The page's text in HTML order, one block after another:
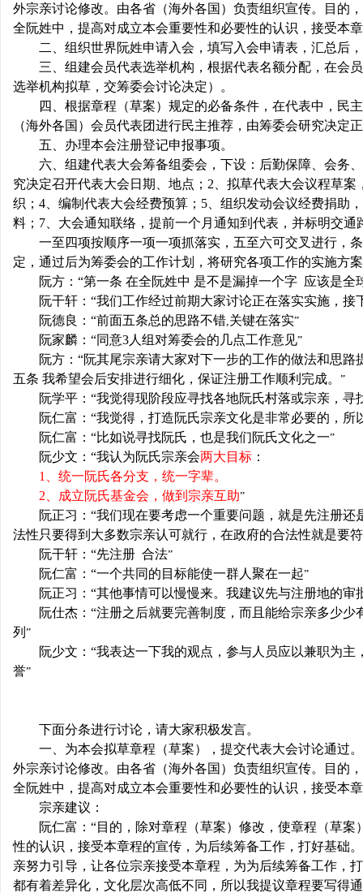
外宗亲讨论修改。由各省（海外各国）负责组织宣传。目的
全阮姓中，提高对成立本会重要性和必要性的认识，接受本
二、组织世界阮姓申请入会，填写入会申请表，汇总后
三、组建会员代表选举机构，根据代表名额分配，在会
选举机构拟草，交筹委会讨论决定）。
四、根据章程（草案）规定的必备条件，在代表中，民
（海外各国）会员代表团进行民主推荐，由筹委会研究决定
五、办理本会注册登记申报事项。
六、组建代表大会筹备组委会，下设：后勤保障、会务
究决定召开代表大会日期、地点； 2 、拟草代表大会议程草
织； 4 、编制代表大会经费预算； 5 、组织发动会议经费捐助
料； 7 、大会通知联络，提前一个月通知到代表，并标明交
一至四项按顺序一项一项抓落实，五至六可交叉进行，
定，通过后为筹委会的工作计划，将研究各项工作的实施方
阮方：“第一条 在全阮姓中 是不是漏掉一个字 应该是全
阮干轩：“我们工作经过前期大家讨论正在落实实施，
阮德良：“前面五条总的思路不错 关键在落实”
阮家麟：“同意3人组对筹委会的几点工作意见”
阮方：“阮其尾宗亲请大家对下一步的工作的做法和思
五条 我希望会后安排进行细化，保证注册工作顺利完成。 ”
阮学平：“我觉得现阶段应寻找各地阮氏村落或宗亲，寻
阮仁富：“我觉得，打造阮氏宗亲文化是非常必要的，
阮仁富：“比如说寻找阮氏，也是我们阮氏文化之一”
阮少文：“我认为阮氏宗亲会两大目标 ：
1
、统一阮氏各分支，统一字辈。
2 、成立阮氏基金会，做到宗亲互助”
阮正习：“我们现在要考虑一个重要问题，就是先注册
法性只要得到大多数宗亲认可就行，在政府的合法性就是要
阮干轩：“先注册 合法”
阮仁富：“一个共同的目标能使一群人聚在一起”
阮正习：“其他事情可以慢慢来。我建议先与注册地的审
阮仕杰：“注册之后就要完善制度，而且能给宗亲多少
列 ”
阮少文：“我表达一下我的观点，参与人员应以兼职为
誉”
下面分条进行讨论，请大家积极发言。
一、为本会拟草章程（草案），提交代表大会讨论通过
外宗亲讨论修改。由各省（海外各国）负责组织宣传。目的
全阮姓中，提高对成立本会重要性和必要性的认识，接受本
宗亲建议：
阮仁富：“目的，除对章程（草案）修改，使章程（草
性的认识，接受本章程的宣传，为后续筹备工作，打好基础
亲努力引导，让各位宗亲接受本章程，为为后续筹备工作，
都有着差异化，文化层次高低不同，所以我提议章程要写得